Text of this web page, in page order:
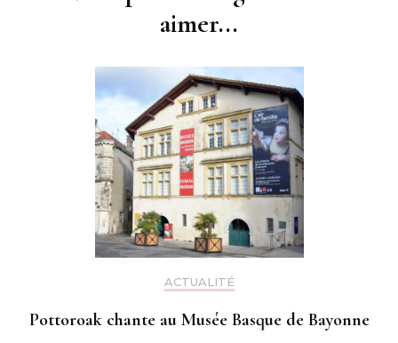
aimer...
ACTUALITÉ
Pottoroak chante au Musée Basque de Bayonne